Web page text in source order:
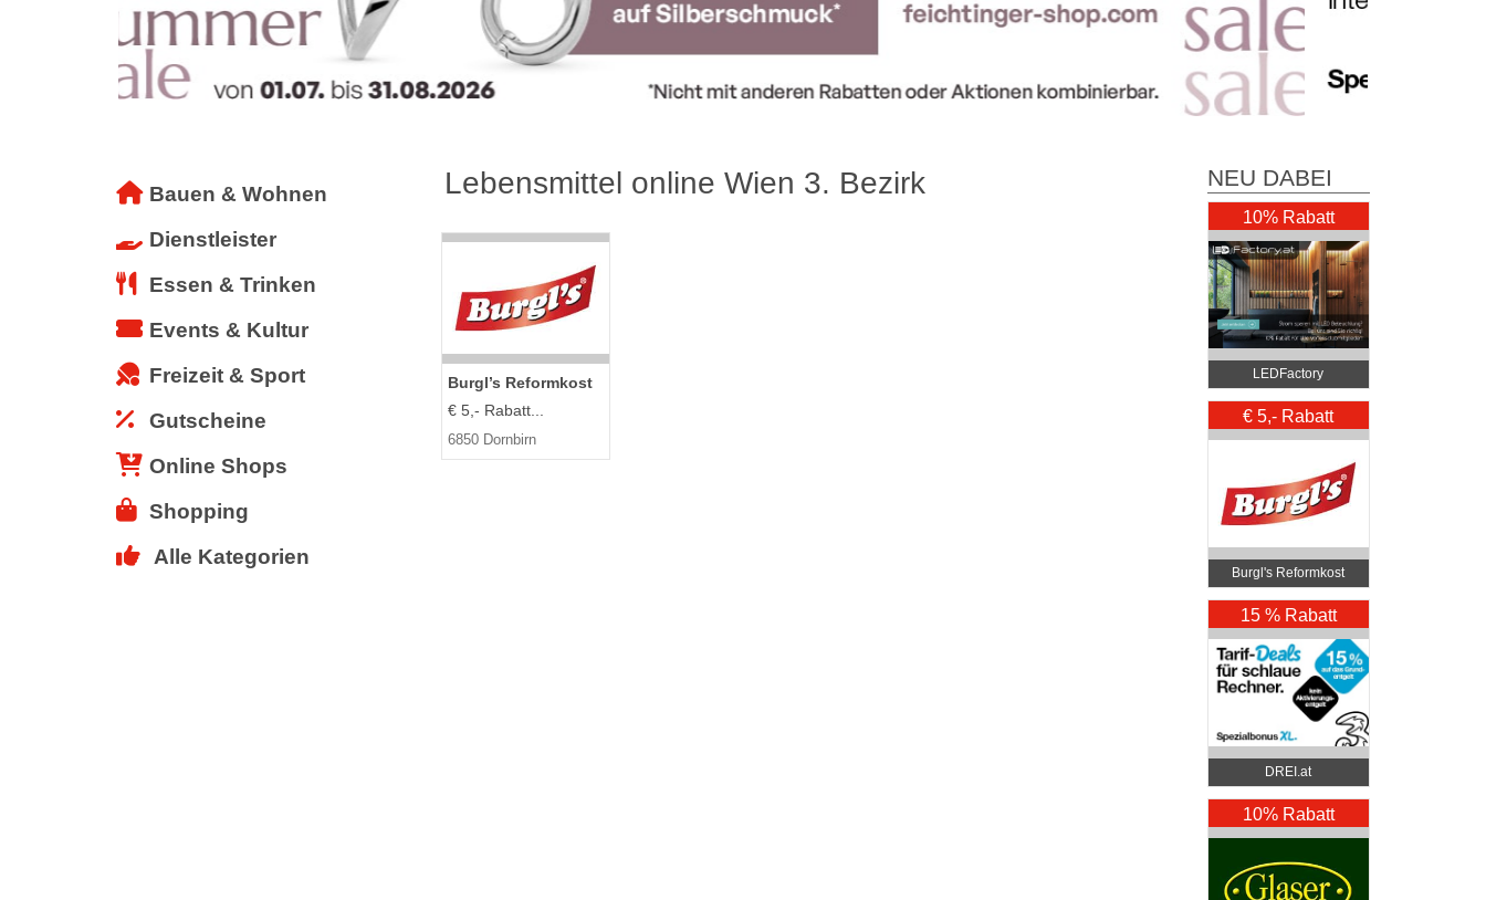
Bauen & Wohnen
Dienstleister
Essen & Trinken
Events & Kultur
Freizeit & Sport
Gutscheine
Online Shops
Shopping
Alle Kategorien
Lebensmittel online Wien 3. Bezirk
Burgl’s Reformkost
€ 5,- Rabatt...
6850 Dornbirn
NEU DABEI
10% Rabatt
LEDFactory
€ 5,- Rabatt
Burgl's Reformkost
15 % Rabatt
DREI.at
10% Rabatt